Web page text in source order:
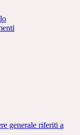
generale riferiti a